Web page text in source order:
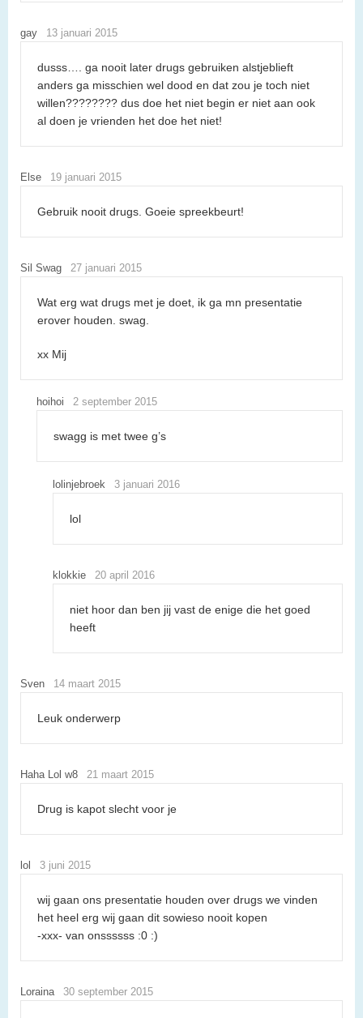
gay 13 januari 2015
dusss…. ga nooit later drugs gebruiken alstjeblieft
anders ga misschien wel dood en dat zou je toch niet
willen???????? dus doe het niet begin er niet aan ook
al doen je vrienden het doe het niet!
Else 19 januari 2015
Gebruik nooit drugs. Goeie spreekbeurt!
Sil Swag 27 januari 2015
Wat erg wat drugs met je doet, ik ga mn presentatie
erover houden. swag.
xx Mij
hoihoi 2 september 2015
swagg is met twee g’s
lolinjebroek 3 januari 2016
lol
klokkie 20 april 2016
niet hoor dan ben jij vast de enige die het goed
heeft
Sven 14 maart 2015
Leuk onderwerp
Haha Lol w8 21 maart 2015
Drug is kapot slecht voor je
lol 3 juni 2015
wij gaan ons presentatie houden over drugs we vinden
het heel erg wij gaan dit sowieso nooit kopen
-xxx- van onssssss :0 :)
Loraina 30 september 2015